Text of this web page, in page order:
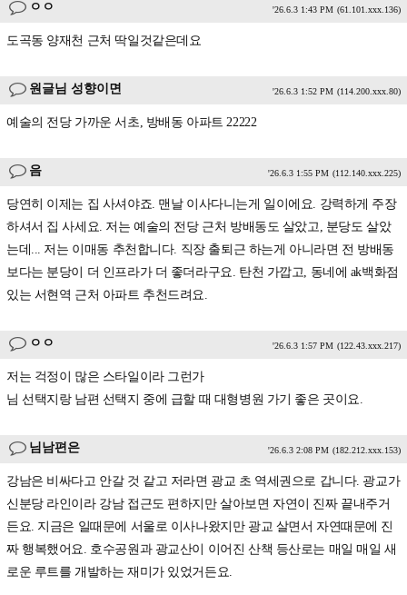
ㅇㅇ '26.6.3 1:43 PM (61.101.xxx.136)
도곡동 양재천 근처 딱일것같은데요
원글님 성향이면 '26.6.3 1:52 PM (114.200.xxx.80)
예술의 전당 가까운 서초, 방배동 아파트 22222
음 '26.6.3 1:55 PM (112.140.xxx.225)
당연히 이제는 집 사셔야죠. 맨날 이사다니는게 일이에요. 강력하게 주장
하셔서 집 사세요. 저는 예술의 전당 근처 방배동도 살았고, 분당도 살았
는데... 저는 이매동 추천합니다. 직장 출퇴근 하는게 아니라면 전 방배동
보다는 분당이 더 인프라가 더 좋더라구요. 탄천 가깝고, 동네에 ak백화점
있는 서현역 근처 아파트 추천드려요.
ㅇㅇ '26.6.3 1:57 PM (122.43.xxx.217)
저는 걱정이 많은 스타일이라 그런가
님 선택지랑 남편 선택지 중에 급할 때 대형병원 가기 좋은 곳이요.
님남편은 '26.6.3 2:08 PM (182.212.xxx.153)
강남은 비싸다고 안갈 것 같고 저라면 광교 초 역세권으로 갑니다. 광교가
신분당 라인이라 강남 접근도 편하지만 살아보면 자연이 진짜 끝내주거
든요. 지금은 일때문에 서울로 이사나왔지만 광교 살면서 자연때문에 진
짜 행복했어요. 호수공원과 광교산이 이어진 산책 등산로는 매일 매일 새
로운 루트를 개발하는 재미가 있었거든요.